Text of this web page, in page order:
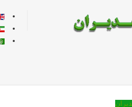
زبان خود